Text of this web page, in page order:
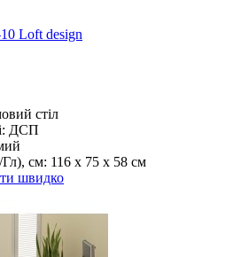
Loft design
стіл
ДСП
см: 116 х 75 х 58 см
швидко